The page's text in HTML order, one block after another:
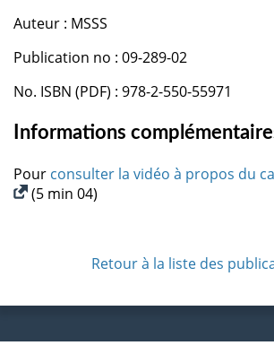
Auteur : MSSS
Publication no : 09-289-02
No. ISBN (PDF) : 978-2-550-55971
Informations
Pour consulter la vidéo à propos du
(5 min 04)
Retour à la liste des